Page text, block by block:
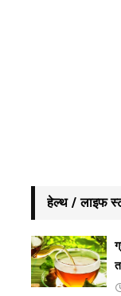
हेल्थ / लाइफ